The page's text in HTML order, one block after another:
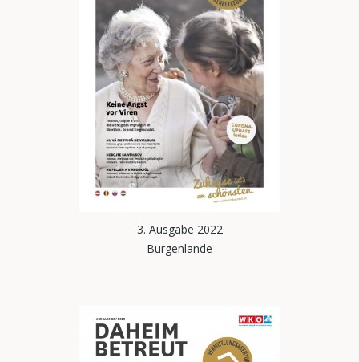
3. Ausgabe 2022
Burgenlande